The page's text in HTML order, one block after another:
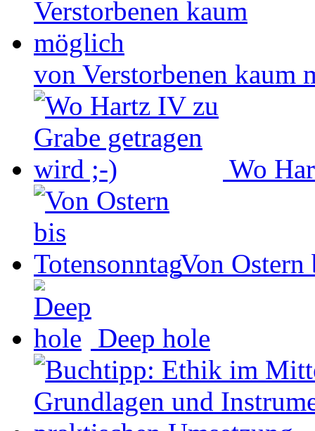
von Verstorbenen kaum
Wo
Von Ostern
Deep hole